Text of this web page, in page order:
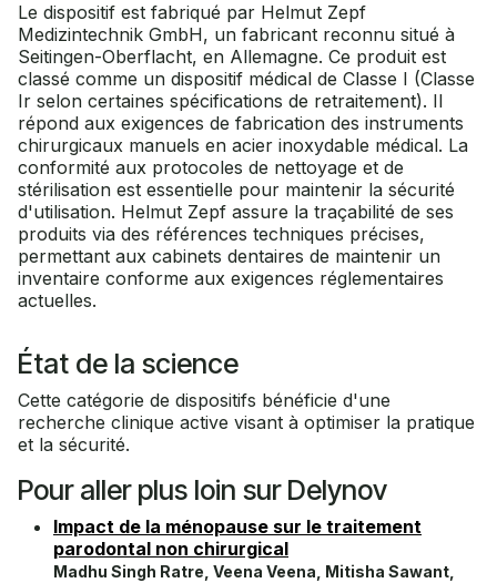
Le dispositif est fabriqué par Helmut Zepf
Medizintechnik GmbH, un fabricant reconnu situé à
Seitingen-Oberflacht, en Allemagne. Ce produit est
classé comme un dispositif médical de Classe I (Classe
Ir selon certaines spécifications de retraitement). Il
répond aux exigences de fabrication des instruments
chirurgicaux manuels en acier inoxydable médical. La
conformité aux protocoles de nettoyage et de
stérilisation est essentielle pour maintenir la sécurité
d'utilisation. Helmut Zepf assure la traçabilité de ses
produits via des références techniques précises,
permettant aux cabinets dentaires de maintenir un
inventaire conforme aux exigences réglementaires
actuelles.
État de la science
Cette catégorie de dispositifs bénéficie d'une
recherche clinique active visant à optimiser la pratique
et la sécurité.
Pour aller plus loin sur Delynov
Impact de la ménopause sur le traitement
parodontal non chirurgical
Madhu Singh Ratre, Veena Veena, Mitisha Sawant,